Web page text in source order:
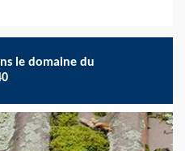
le domaine du